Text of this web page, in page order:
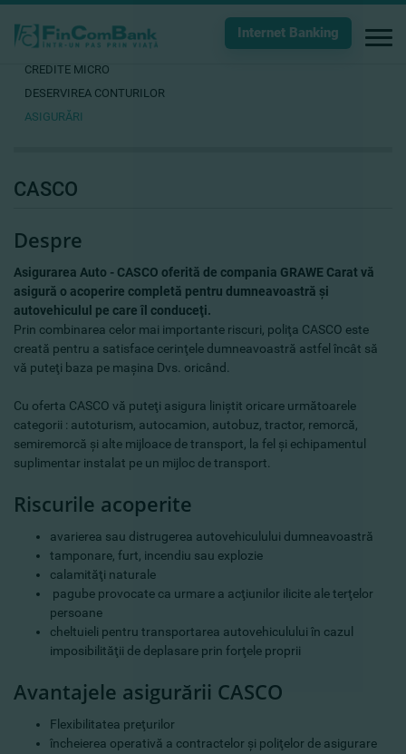
Internet Banking
CREDITE MICRO
DESERVIREA CONTURILOR
ASIGURĂRI
CASCO
Despre
Asigurarea Auto - CASCO oferită de compania GRAWE Carat vă
asigură o acoperire completă pentru dumneavoastră şi
autovehiculul pe care îl conduceţi.
Prin combinarea celor mai importante riscuri, poliţa CASCO este
creată pentru a satisface cerinţele dumneavoastră astfel încât să
vă puteţi baza pe maşina Dvs. oricând.
Cu oferta CASCO vă puteţi asigura liniştit oricare următoarele
categorii : autoturism, autocamion, autobuz, tractor, remorcă,
semiremorcă şi alte mijloace de transport, la fel şi echipamentul
suplimentar instalat pe un mijloc de transport.
Riscurile acoperite
avarierea sau distrugerea autovehiculului dumneavoastră
tamponare, furt, incendiu sau explozie
calamităţi naturale
pagube provocate ca urmare a acţiunilor ilicite ale terţelor
persoane
cheltuieli pentru transportarea autovehiculului în cazul
imposibilităţii de deplasare prin forţele proprii
Avantajele asigurării CASCO
Flexibilitatea preţurilor
încheierea operativă a contractelor şi poliţelor de asigurare